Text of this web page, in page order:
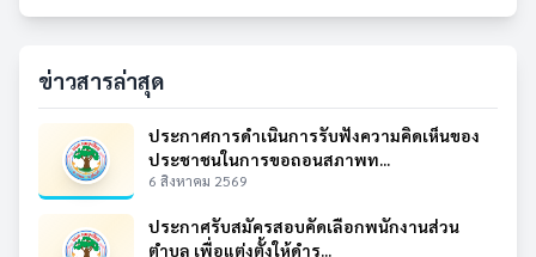
ข่าวสารล่าสุด
ประกาศการดำเนินการรับฟังความคิดเห็นของ
ประชาชนในการขอถอนสภาพท...
6 สิงหาคม 2569
ประกาศรับสมัครสอบคัดเลือกพนักงานส่วน
ตำบล เพื่อแต่งตั้งให้ดำร...